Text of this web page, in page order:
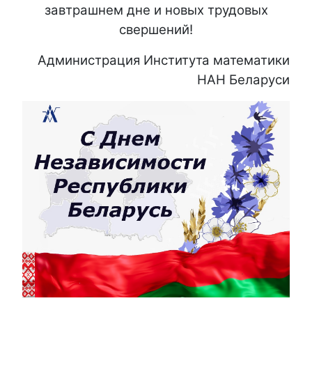
завтрашнем дне и новых трудовых
свершений!
Администрация Института математики
НАН Беларуси